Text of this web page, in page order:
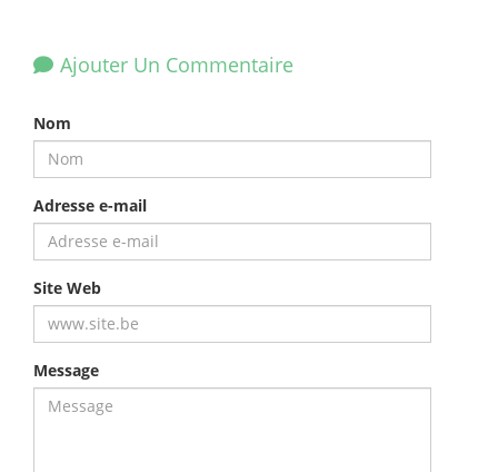
Ajouter Un Commentaire
Nom
Adresse e-mail
Site Web
Message